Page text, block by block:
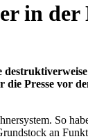
in der
Presse vor
So
an